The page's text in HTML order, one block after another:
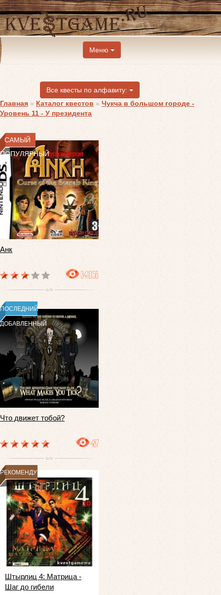
Меню
Все квесты по алфавиту:
Главная » Каталог квестов » Чукча в большом городе -
Уровень 11 - У президента
САМЫЙ
ПОПУЛЯРНЫЙ
Анк
341056
ПОСЛЕДНИЙ
ДОБАВЛЕННЫЙ
Что движет тобой?
487
РЕКОМЕНДУЕМ
Штырлиц 4: Матрица -
Шаг до гибели